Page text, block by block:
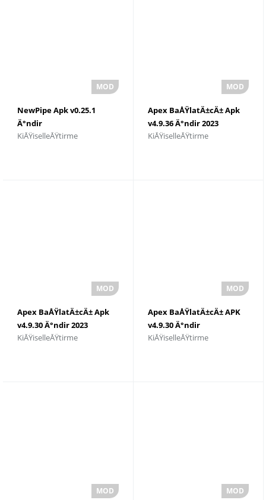
NewPipe Apk v0.25.1
Ä°ndir
KiÅŸiselleÅŸtirme
Apex BaÅŸlatÄ±cÄ± Apk
v4.9.36 Ä°ndir 2023
KiÅŸiselleÅŸtirme
Apex BaÅŸlatÄ±cÄ± Apk
v4.9.30 Ä°ndir 2023
KiÅŸiselleÅŸtirme
Apex BaÅŸlatÄ±cÄ± APK
v4.9.30 Ä°ndir
KiÅŸiselleÅŸtirme